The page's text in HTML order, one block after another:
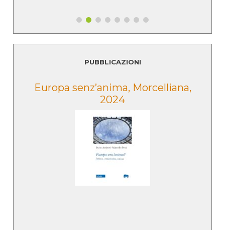
PUBBLICAZIONI
Europa senz’anima, Morcelliana,
2024